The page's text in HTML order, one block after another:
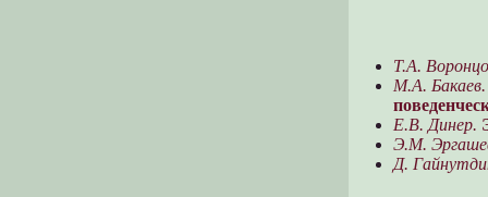
Т.А.
М.А. Бакаев.
Е.В. Динер.
Э.М.
Д.